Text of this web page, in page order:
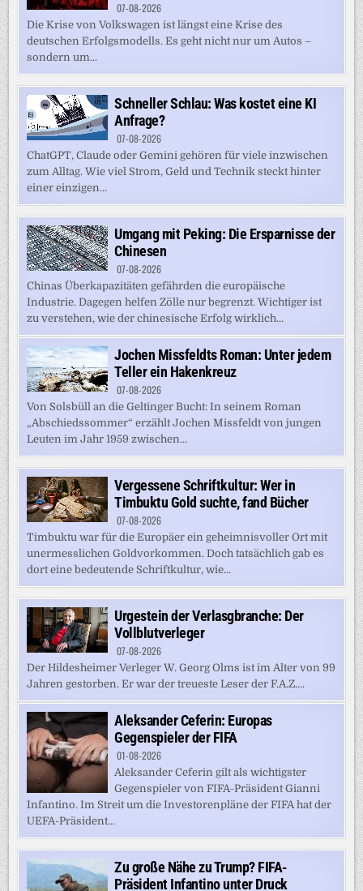
07-08-2026
Die Krise von Volkswagen ist längst eine Krise des
deutschen Erfolgsmodells. Es geht nicht nur um Autos –
sondern um...
Schneller Schlau: Was kostet eine KI
Anfrage?
07-08-2026
ChatGPT, Claude oder Gemini gehören für viele inzwischen
zum Alltag. Wie viel Strom, Geld und Technik steckt hinter
einer einzigen...
Umgang mit Peking: Die Ersparnisse der
Chinesen
07-08-2026
Chinas Überkapazitäten gefährden die europäische
Industrie. Dagegen helfen Zölle nur begrenzt. Wichtiger ist
zu verstehen, wie der chinesische Erfolg wirklich...
Jochen Missfeldts Roman: Unter jedem
Teller ein Hakenkreuz
07-08-2026
Von Solsbüll an die Geltinger Bucht: In seinem Roman
„Abschiedssommer“ erzählt Jochen Missfeldt von jungen
Leuten im Jahr 1959 zwischen...
Vergessene Schriftkultur: Wer in
Timbuktu Gold suchte, fand Bücher
07-08-2026
Timbuktu war für die Europäer ein geheimnisvoller Ort mit
unermesslichen Goldvorkommen. Doch tatsächlich gab es
dort eine bedeutende Schriftkultur, wie...
Urgestein der Verlasgbranche: Der
Vollblutverleger
07-08-2026
Der Hildesheimer Verleger W. Georg Olms ist im Alter von 99
Jahren gestorben. Er war der treueste Leser der F.A.Z....
Aleksander Ceferin: Europas
Gegenspieler der FIFA
01-08-2026
Aleksander Ceferin gilt als wichtigster
Gegenspieler von FIFA-Präsident Gianni
Infantino. Im Streit um die Investorenpläne der FIFA hat der
UEFA-Präsident...
Zu große Nähe zu Trump? FIFA-
Präsident Infantino unter Druck